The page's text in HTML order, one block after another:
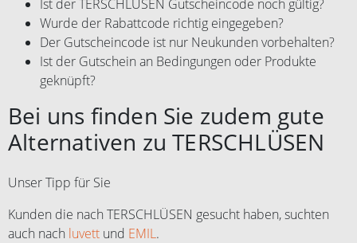
Ist der TERSCHLÜSEN Gutscheincode noch gültig?
Wurde der Rabattcode richtig eingegeben?
Der Gutscheincode ist nur Neukunden vorbehalten?
Ist der Gutschein an Bedingungen oder Produkte
geknüpft?
Bei uns finden Sie zudem gute
Alternativen zu TERSCHLÜSEN
Unser Tipp für Sie
Kunden die nach TERSCHLÜSEN gesucht haben, suchten
auch nach luvett und EMIL.